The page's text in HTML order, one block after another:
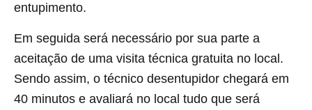
entupimento.
Em seguida será necessário por sua parte a
aceitação de uma visita técnica gratuita no local.
Sendo assim, o técnico desentupidor chegará em
40 minutos e avaliará no local tudo que será